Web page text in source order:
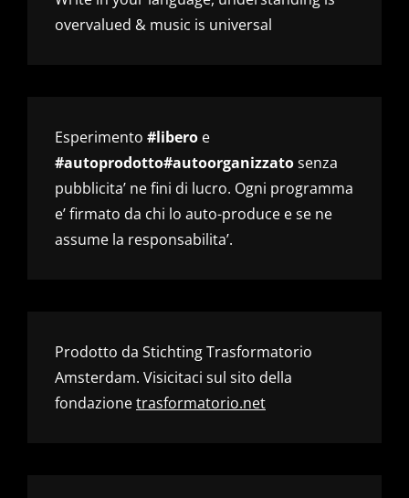
overvalued & music is universal
Esperimento #libero e
#autoprodotto#autoorganizzatosenza
pubblicita’ ne fini di lucro. Ogni programma
e’ firmato da chi lo auto-produce e se ne
assume la responsabilita’.
Prodotto da Stichting Trasformatorio
Amsterdam. Visicitaci sul sito della
fondazionetrasformatorio.net